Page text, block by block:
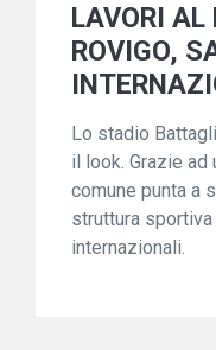
LAVORI
ROVIGO,
Lo stadio
il look. Grazie
comune punta a
struttura
internazionali.